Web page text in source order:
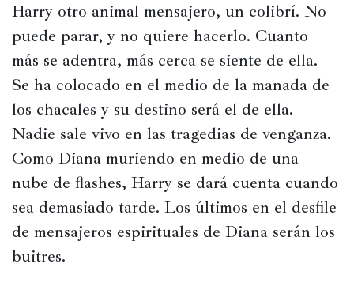
Harry otro animal mensajero, un colibrí. No
puede parar, y no quiere hacerlo. Cuanto
más se adentra, más cerca se siente de ella.
Se ha colocado en el medio de la manada de
los chacales y su destino será el de ella.
Nadie sale vivo en las tragedias de venganza.
Como Diana muriendo en medio de una
nube de flashes, Harry se dará cuenta cuando
sea demasiado tarde. Los últimos en el desfile
de mensajeros espirituales de Diana serán los
buitres.